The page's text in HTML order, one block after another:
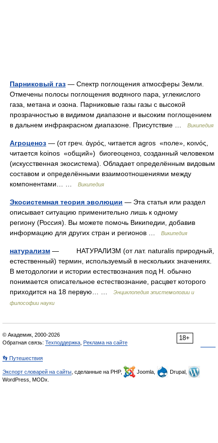
Парниковый газ — Спектр поглощения атмосферы Земли.
Отмечены полосы поглощения водяного пара, углекислого
газа, метана и озона. Парниковые газы газы с высокой
прозрачностью в видимом диапазоне и высоким поглощением
в дальнем инфракрасном диапазоне. Присутствие …
Википедия
Агроценоз — (от греч. ἀγρός, читается agros «поле», κοινός,
читается koinos «общий») биогеоценоз, созданный человеком
(искусственная экосистема). Обладает определённым видовым
составом и определёнными взаимоотношениями между
компонентами… …
Википедия
Экосистемная теория эволюции — Эта статья или раздел
описывает ситуацию применительно лишь к одному
региону (Россия). Вы можете помочь Википедии, добавив
информацию для других стран и регионов …
Википедия
натурализм — НАТУРАЛИЗМ (от лат. naturalis природный,
естественный) термин, используемый в нескольких значениях.
В методологии и истории естествознания под Н. обычно
понимается описательное естествознание, расцвет которого
приходится на 18 первую… …
Энциклопедия эпистемологии и
философии науки
18+
© Академик, 2000-2026
Обратная связь: Техподдержка Реклама на сайте
👣 Путешествия
Экспорт словарей на сайты , сделанные на PHP, Joomla,
Drupal,
WordPress, MODx.